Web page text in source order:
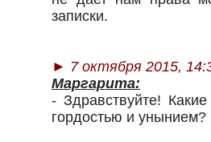
записки.
► 7 октября 2015,
Маргарита:
- Здравствуйте!
гордостью и унынием?